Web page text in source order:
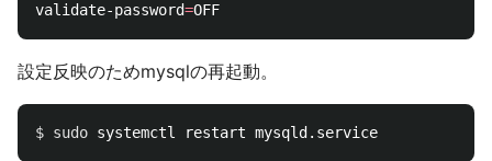
validate-password=
設定反映のためmysqlの再起動。
$ sudo